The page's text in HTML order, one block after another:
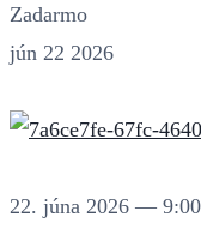
Zadarmo
jún 22 2026
22. júna 2026 — 9:00